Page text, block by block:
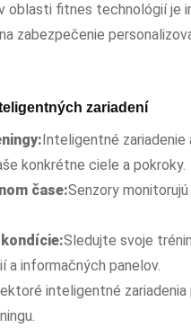
oblasti fitnes technológií je
zabezpečenie
zariadení
Inteligentné
konkrétne ciele a pokroky.
čase:Senzory
Sledujte svoje
a informačných panelov.
inteligentné